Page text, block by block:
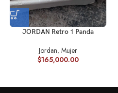
JORDAN Retro 1 Panda
Jordan, Mujer
$165,000.00